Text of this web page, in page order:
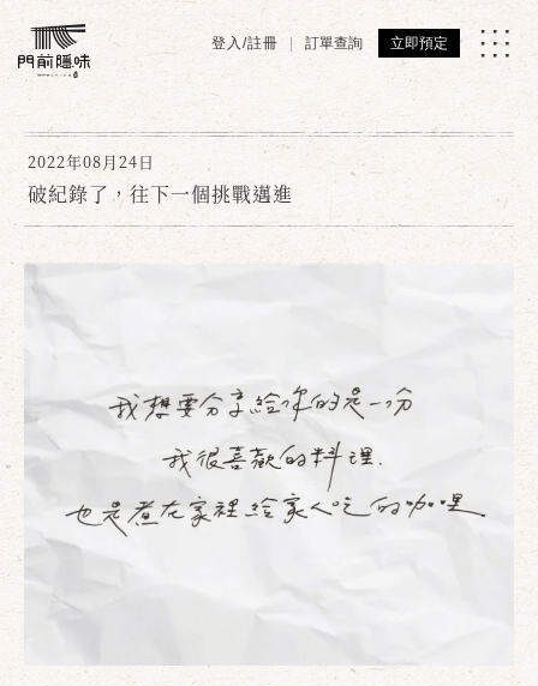
登入/註冊 訂單查詢 立即預定
2022年08月24日
破紀錄了，往下一個挑戰邁進